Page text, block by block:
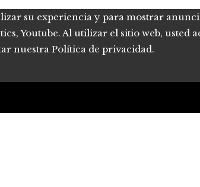
su experiencia y para mostrar
Youtube. Al utilizar el sitio web, usted
nuestra Política de privacidad.